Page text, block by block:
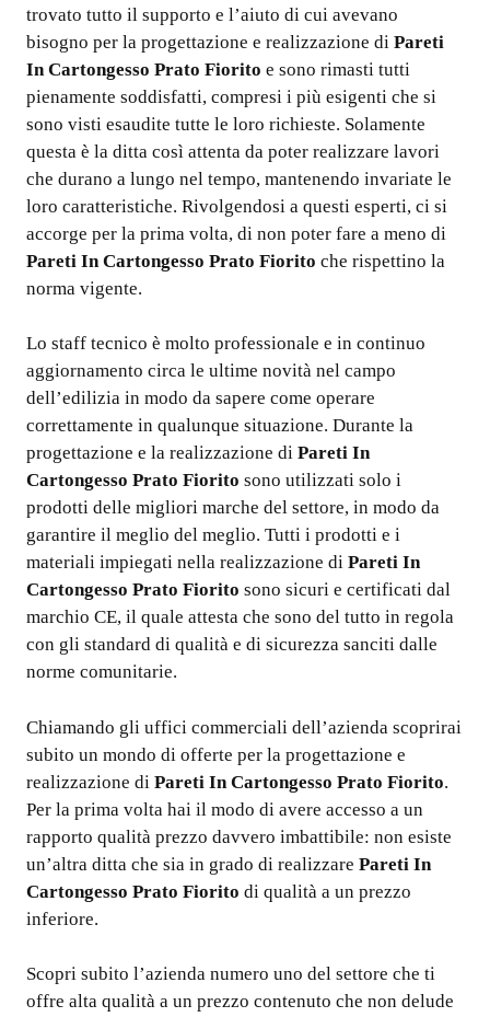
trovato tutto il supporto e l’aiuto di cui avevano
bisogno per la progettazione e realizzazione di Pareti
In Cartongesso Prato Fiorito e sono rimasti tutti
pienamente soddisfatti, compresi i più esigenti che si
sono visti esaudite tutte le loro richieste. Solamente
questa è la ditta così attenta da poter realizzare lavori
che durano a lungo nel tempo, mantenendo invariate le
loro caratteristiche. Rivolgendosi a questi esperti, ci si
accorge per la prima volta, di non poter fare a meno di
Pareti In Cartongesso Prato Fiorito che rispettino la
norma vigente.
Lo staff tecnico è molto professionale e in continuo
aggiornamento circa le ultime novità nel campo
dell’edilizia in modo da sapere come operare
correttamente in qualunque situazione. Durante la
progettazione e la realizzazione di Pareti In
Cartongesso Prato Fiorito sono utilizzati solo i
prodotti delle migliori marche del settore, in modo da
garantire il meglio del meglio. Tutti i prodotti e i
materiali impiegati nella realizzazione di Pareti In
Cartongesso Prato Fiorito sono sicuri e certificati dal
marchio CE, il quale attesta che sono del tutto in regola
con gli standard di qualità e di sicurezza sanciti dalle
norme comunitarie.
Chiamando gli uffici commerciali dell’azienda scoprirai
subito un mondo di offerte per la progettazione e
realizzazione di Pareti In Cartongesso Prato Fiorito.
Per la prima volta hai il modo di avere accesso a un
rapporto qualità prezzo davvero imbattibile: non esiste
un’altra ditta che sia in grado di realizzare Pareti In
Cartongesso Prato Fiorito di qualità a un prezzo
inferiore.
Scopri subito l’azienda numero uno del settore che ti
offre alta qualità a un prezzo contenuto che non delude